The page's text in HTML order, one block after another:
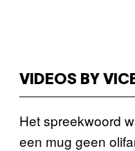
VIDEOS BY
Het spreekwoord
een mug geen